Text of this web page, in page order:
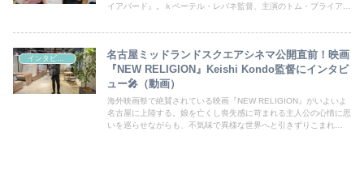
イアバード』。ｋペーテル・レバネ監督、主演のトム・プライアー
名古屋ミッドランドスクエアシネマ公開直前！映画
『NEW RELIGION』Keishi Kondo監督にインタビ
ュー🎤（動画）
海外映画祭で絶賛されている映画『NEW RELIGION』がいよいよ
名古屋に上陸する。娘を亡くし喪失感に苛まれる主人公の心情に思
いを巡らせながらも、不気味で異様な世界へと引きずりこまれ